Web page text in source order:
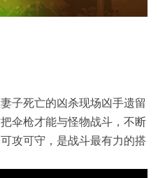
子死亡的凶杀现场凶手遗留
伞枪才能与怪物战斗，不断
攻可守，是战斗最有力的搭